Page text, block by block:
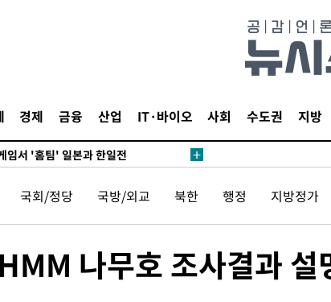
경제 금융 산업 IT·바이오 사회 수도권 지방
0.6% 나스닥 1.3%↑
9뿌리 발견…감정가 1.3억원
임서 '홈팀' 일본과 한일전
낮 최고 35도' 무더위, 열대야 계속[다음
논란 사과…쇄신의 기회로 삼겠다"
해안 최대 150㎜ 비
0.6% 나스닥 1.3%↑
국회/정당 국방/외교 북한 행정 지방정가
나무호 조사결과 설